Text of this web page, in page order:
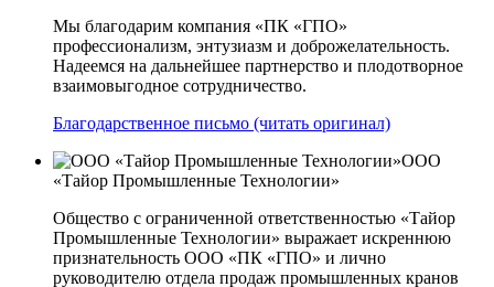
Мы благодарим компания «ПК «ГПО»
профессионализм, энтузиазм и доброжелательность.
Надеемся на дальнейшее партнерство и плодотворное
взаимовыгодное сотрудничество.
Благодарственное письмо (читать оригинал)
ООО
«Тайор Промышленные Технологии»
Общество с ограниченной ответственностью «Тайор
Промышленные Технологии» выражает искреннюю
признательность ООО «ПК «ГПО» и лично
руководителю отдела продаж промышленных кранов